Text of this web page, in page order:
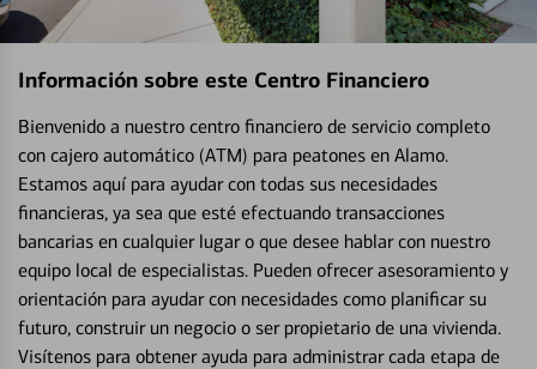
Información sobre este Centro Financiero
Bienvenido a nuestro centro financiero de servicio completo
con cajero automático (ATM) para peatones en Alamo.
Estamos aquí para ayudar con todas sus necesidades
financieras, ya sea que esté efectuando transacciones
bancarias en cualquier lugar o que desee hablar con nuestro
equipo local de especialistas. Pueden ofrecer asesoramiento y
orientación para ayudar con necesidades como planificar su
futuro, construir un negocio o ser propietario de una vivienda.
Visítenos para obtener ayuda para administrar cada etapa de